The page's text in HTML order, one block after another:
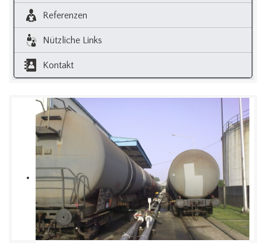
Referenzen
Nützliche Links
Kontakt